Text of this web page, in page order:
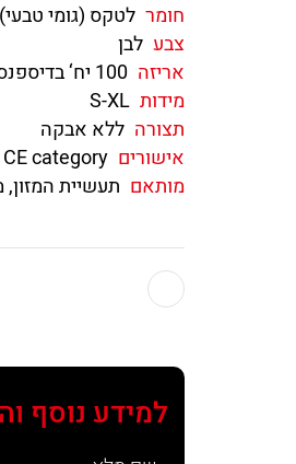
חומר לטקס (גומי טבעי)
צבע לבן
אריזה 100 יח‘ בדיספנסר, 10 מארזים בקרטון
מידות S-XL
תצורה ללא אבקה
אישורים category
מותאם תעשיית
למידע נוסף